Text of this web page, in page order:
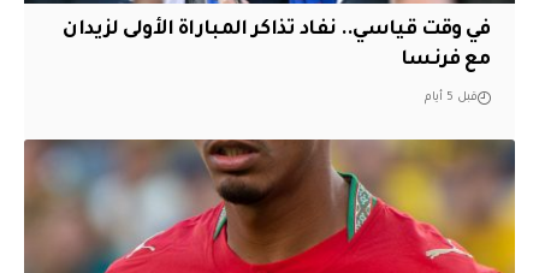
في وقت قياسي.. نفاد تذاكر المباراة الأولى لزيدان
مع فرنسا
قبل 5 أيام